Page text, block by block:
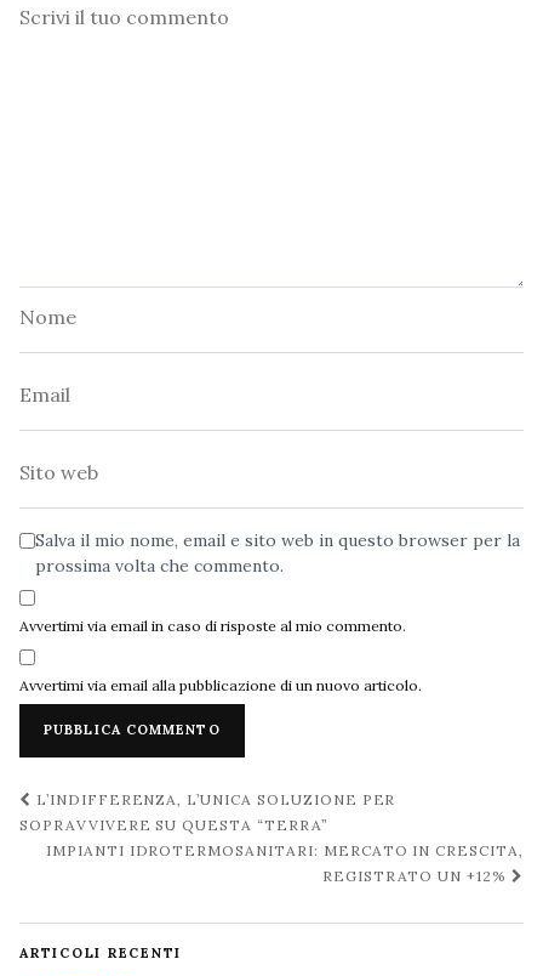
Commento
Salva il mio nome, email e sito web in questo browser per la
prossima volta che commento.
Avvertimi via email in caso di risposte al mio commento.
Avvertimi via email alla pubblicazione di un nuovo articolo.
Navigazione
post
L’INDIFFERENZA, L’UNICA SOLUZIONE PER
SOPRAVVIVERE SU QUESTA “TERRA”
IMPIANTI IDROTERMOSANITARI: MERCATO IN CRESCITA,
REGISTRATO UN +12%
ARTICOLI RECENTI